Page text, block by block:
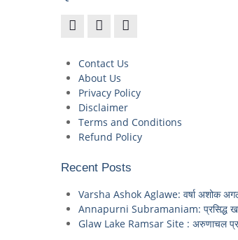
Contact Us
About Us
Privacy Policy
Disclaimer
Terms and Conditions
Refund Policy
Recent Posts
Varsha Ashok Aglawe: वर्षा अशोक
Annapurni Subramaniam: प्रसिद्ध खगोल
Glaw Lake Ramsar Site : अरुणाचल